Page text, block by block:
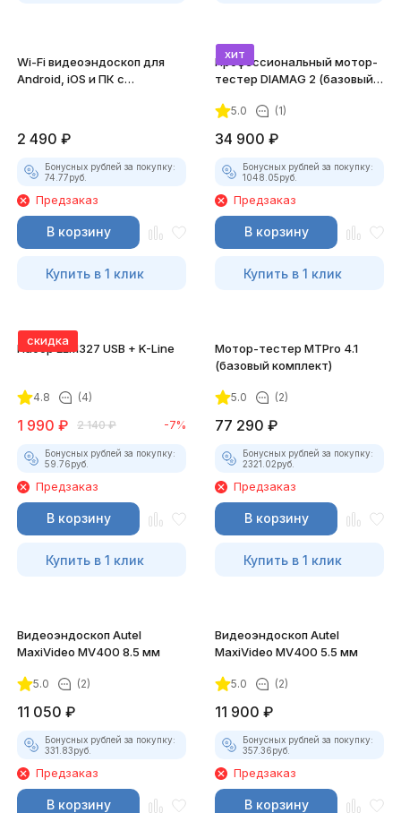
Wi-Fi видеоэндоскоп для
Android, iOS и ПК с
2 490 ₽
Бонусных рублей за покупку:
74.77руб.
Предзаказ
В корзину
Купить в 1 клик
хит
Профессиональный мотор-
тестер DIAMAG 2 (базовый
5.0 (1)
34 900 ₽
Бонусных рублей за покупку:
1048.05руб.
Предзаказ
В корзину
Купить в 1 клик
скидка
Набор ELM327 USB + K-Line
4.8 (4)
1 990 ₽ 2 140 ₽ -7%
Бонусных рублей за покупку:
59.76руб.
Предзаказ
В корзину
Купить в 1 клик
Мотор-тестер MTPro 4.1
(базовый комплект)
5.0 (2)
77 290 ₽
Бонусных рублей за покупку:
2321.02руб.
Предзаказ
В корзину
Купить в 1 клик
Видеоэндоскоп Autel
MaxiVideo MV400 8.5 мм
5.0 (2)
11 050 ₽
Бонусных рублей за покупку:
331.83руб.
Предзаказ
В корзину
Видеоэндоскоп Autel
MaxiVideo MV400 5.5 мм
5.0 (2)
11 900 ₽
Бонусных рублей за покупку:
357.36руб.
Предзаказ
В корзину